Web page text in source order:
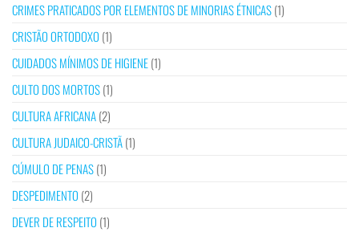
CRIMES PRATICADOS POR ELEMENTOS DE MINORIAS ÉTNICAS(1)
CRISTÃO ORTODOXO (1)
CUIDADOS MÍNIMOS DE HIGIENE(1)
CULTO DOS MORTOS(1)
CULTURA AFRICANA(2)
CULTURA JUDAICO-CRISTÃ(1)
CÚMULO DE PENAS(1)
DESPEDIMENTO (2)
DEVER DE RESPEITO (1)